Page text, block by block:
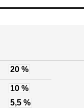
20 %
10 %
5,5 %